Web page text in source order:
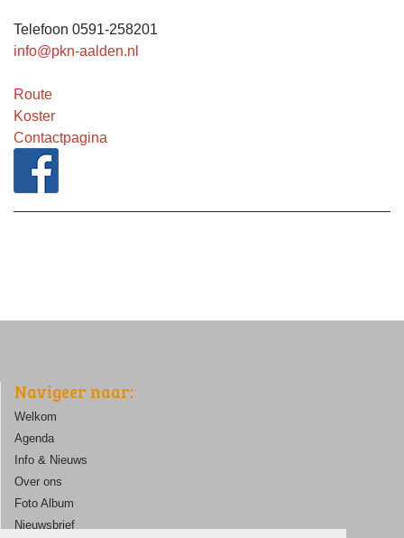
Telefoon 0591-258201
info@pkn-aalden.nl
Route
Koster
Contactpagina
Navigeer naar:
Welkom
Agenda
Info & Nieuws
Over ons
Foto Album
Nieuwsbrief